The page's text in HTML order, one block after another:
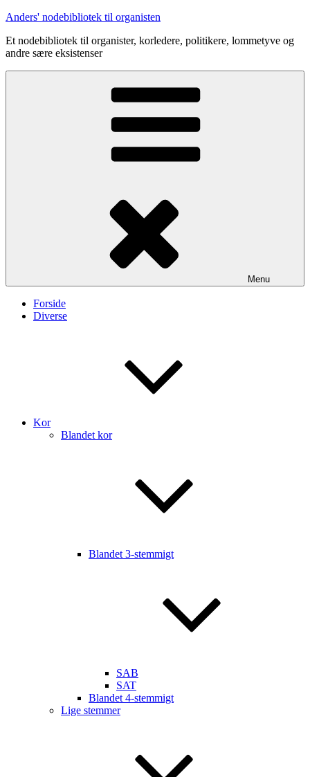
Videre
indhold
Anders' nodebibliotek til organisten
Et nodebibliotek til organister, korledere, politikere, lommetyve og
andre sære eksistenser
Menu
Forside
Diverse
Kor
Blandet kor
Blandet 3-stemmigt
SAB
SAT
Blandet 4-stemmigt
Lige stemmer